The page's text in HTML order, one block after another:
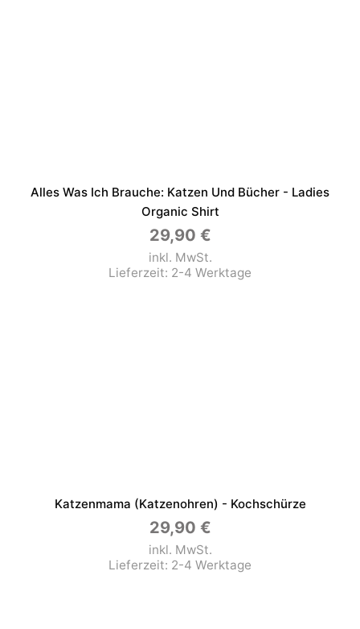
Alles Was Ich Brauche: Katzen Und Bücher - Ladies
Organic Shirt
29,90 €
inkl. MwSt.
Lieferzeit: 2-4 Werktage
Katzenmama (Katzenohren) - Kochschürze
29,90 €
inkl. MwSt.
Lieferzeit: 2-4 Werktage